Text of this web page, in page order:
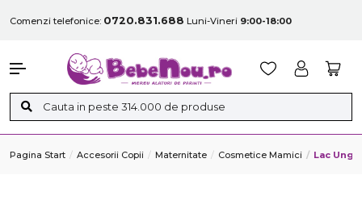
Comenzi telefonice: 0720.831.688 Luni-Vineri 9:00-18:00
Pagina Start Accesorii Copii Maternitate Cosmetice Mamici Lac